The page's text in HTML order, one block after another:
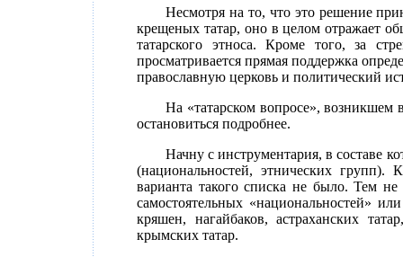
Несмотря на то, что это решение
крещеных татар, оно в целом отражает
татарского этноса. Кроме того, за
просматривается прямая поддержка
православную церковь и политический
На «татарском вопросе», возникшем
остановиться подробнее.
Начну с инструментария, в составе
(национальностей, этнических групп).
варианта такого списка не было. Тем не
самостоятельных «национальностей»
кряшен, нагайбаков, астраханских
крымских татар.